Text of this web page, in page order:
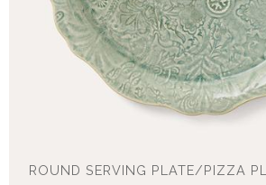
ROUND SERVING PLATE/PIZZA